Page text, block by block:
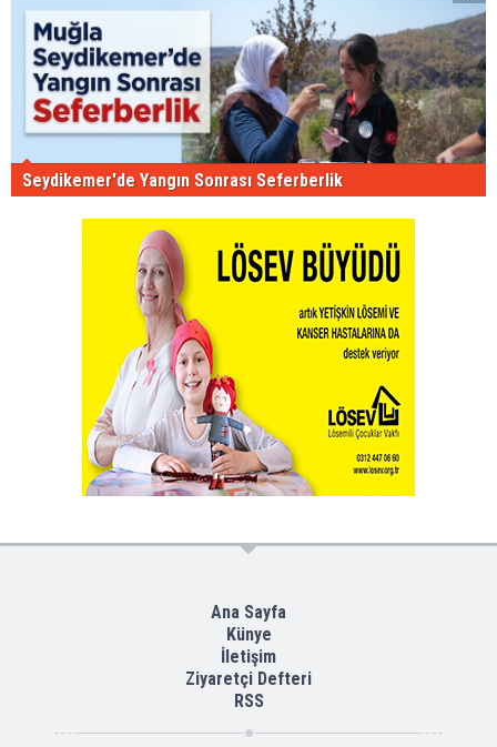
Seydikemer'de Yangın Sonrası Seferberlik
Ana Sayfa
Künye
İletişim
Ziyaretçi Defteri
RSS